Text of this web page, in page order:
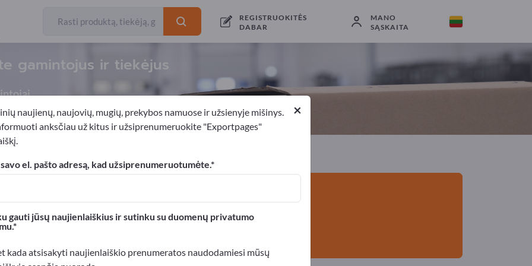
REGISTRUOKITĖS
DABAR
MANO
SĄSKAITA
gamintojus ir tiekėjus
Eksportuotojai 7 Gamintojai
medžiagos
kontaktai >> pradėkite čia
Exportpages svetainėje.
>> publikuokite čia
×
naujienų, naujovių, mugių, prekybos namuose ir užsienyje mišinys.
anksčiau už kitus ir užsiprenumeruokite "Exportpages"
el. pašto adresą, kad užsiprenumeruotumėte.
gauti jūsų naujienlaiškius ir sutinku su duomenų privatumo
kada atsisakyti naujienlaiškio prenumeratos naudodamiesi mūsų